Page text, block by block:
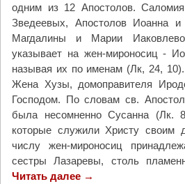
одним из 12 Апостолов.
Зведеевых, Апостолов Иоанна
Магдалины и Марии
указывает на жен-мироносиц -
называя их по именам (Лк, 24,
Жена Хузы, домоправителя
Господом. По словам св.
была несомненно Сусанна (Лк.
которые служили Христу своим
числу жен-мироносиц
сестры Лазаревы, столь
Читать далее "→